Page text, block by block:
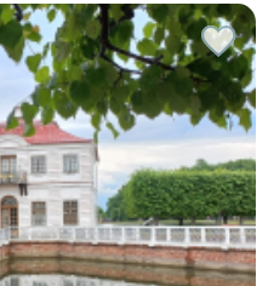
туда и обратно!
Большой
Большого...